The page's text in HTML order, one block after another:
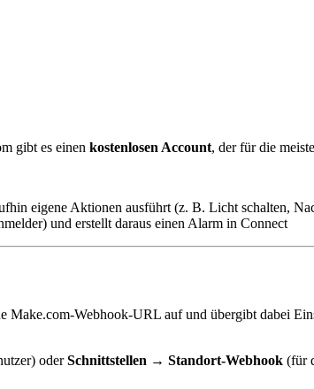
gibt es einen kostenlosen Account, der für die
eigene Aktionen ausführt (z. B. Licht schalten,
und erstellt daraus einen Alarm in Connect
Make.com-Webhook-URL auf und übergibt dabei
oderSchnittstellen → Standort-Webhook (für